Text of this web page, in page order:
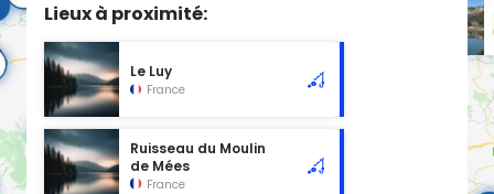
catégorie piscicole à cet emplacement.
Lieux à proximité:
Le Luy
France
Ruisseau du Moulin
de Mées
France